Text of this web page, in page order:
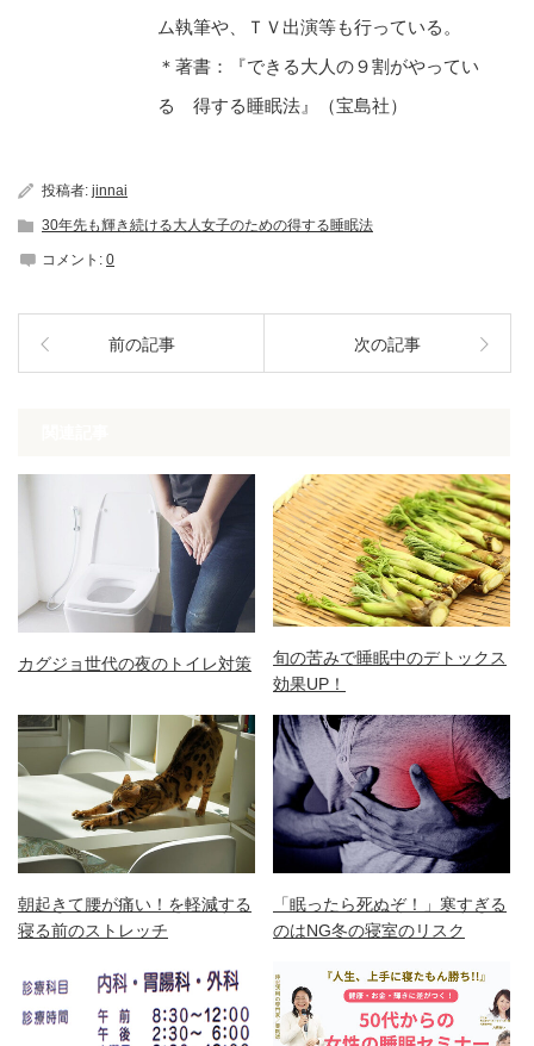
ム執筆や、ＴＶ出演等も行っている。
＊著書：『できる大人の９割がやってい
る 得する睡眠法』（宝島社）
投稿者: jinnai
30年先も輝き続ける大人女子のための得する睡眠法
コメント: 0
前の記事 次の記事
カグジョ世代の夜のトイレ対策
旬の苦みで睡眠中のデトックス
効果UP！
朝起きて腰が痛い！を軽減する
寝る前のストレッチ
「眠ったら死ぬぞ！」寒すぎる
のはNG冬の寝室のリスク